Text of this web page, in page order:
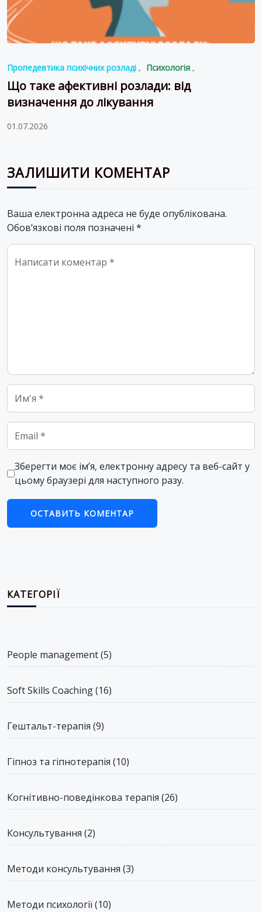
Пропедевтика психічних розладі Психологія
Що таке афективні розлади: від
визначення до лікування
01.07.2026
ЗАЛИШИТИ КОМЕНТАР
Ваша електронна адреса не буде опублікована.
Обов’язкові поля позначені *
Comment
Name
Email
Зберегти моє ім’я, електронну адресу та веб-сайт у
цьому браузері для наступного разу.
КАТЕГОРІЇ
People management(5)
Soft Skills Coaching(16)
Гештальт-терапія (9)
Гіпноз та гіпнотерапія (10)
Когнітивно-поведінкова терапія (26)
Консультування (2)
Методи консультування (3)
Методи психології(10)